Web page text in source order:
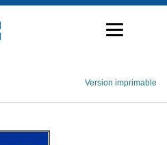
Version imprimable